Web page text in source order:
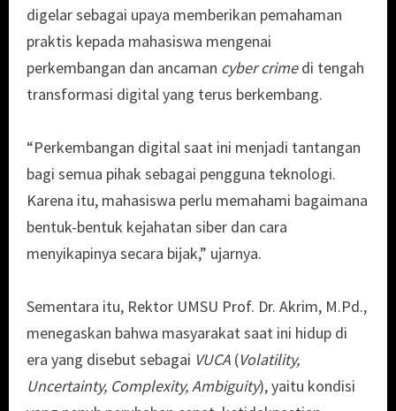
digelar sebagai upaya memberikan pemahaman
praktis kepada mahasiswa mengenai
perkembangan dan ancaman cyber crimedi tengah
transformasi digital yang terus berkembang.
“Perkembangan digital saat ini menjadi tantangan
bagi semua pihak sebagai pengguna teknologi.
Karena itu, mahasiswa perlu memahami bagaimana
bentuk-bentuk kejahatan siber dan cara
menyikapinya secara bijak,” ujarnya.
Sementara itu, Rektor UMSU Prof. Dr. Akrim, M.Pd.,
menegaskan bahwa masyarakat saat ini hidup di
era yang disebut sebagai VUCA (Volatility,
Uncertainty, Complexity, Ambiguity), yaitu kondisi